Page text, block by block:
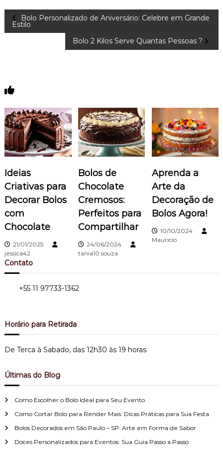
N
e
g
a
ç
ã
o
d
e
P
t
Bolo Personalizado de Aniversário: Celebre em Grande
Estilo
Bolo 2 Kilos Serve Quantas Pessoas ?
Ideias
Criativas para
Decorar Bolos
com
Chocolate
21/01/2025
jessica42
Bolos de
Chocolate
Cremosos:
Perfeitos para
Compartilhar
24/06/2024
tania10.souza
Aprenda a
Arte da
Decoração de
Bolos Agora!
10/10/2024
Mauricio
Contato
+55 11 97733-1362
Horário para Retirada
De Terca à Sabado, das 12h30 às 19 horas
Últimas do Blog
Como Escolher o Bolo Ideal para Seu Evento
Como Cortar Bolo para Render Mais: Dicas Práticas para Sua Festa
Bolos Decorados em São Paulo – SP: Arte em Forma de Sabor
Doces Personalizados para Eventos: Sua Guia Passo a Passo